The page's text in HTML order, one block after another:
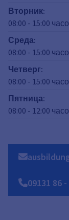
Вторник:
08:00 - 15:00
Среда:
08:00 - 15:00
Четверг:
08:00 - 15:00
Пятница:
08:00 - 12:00
09131 86 -